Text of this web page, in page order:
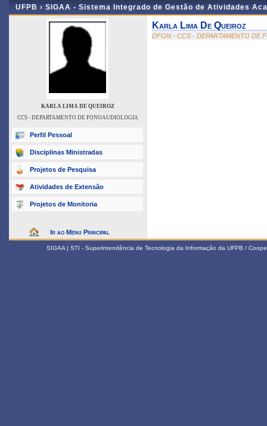
UFPB › SIGAA - Sistema Integrado de Gestão de Atividades
KARLA LIMA DE QUEIROZ
CCS - DEPARTAMENTO DE FONOAUDIOLOGIA
Perfil Pessoal
Disciplinas Ministradas
Projetos de Pesquisa
Atividades de Extensão
Projetos de Monitoria
Ir ao Menu Principal
Karla Lima De Queiroz
DFON - CCS - DEPARTAMENTO DE
SIGAA | STI - Superintendência de Tecnologia da Informação da UFPB /